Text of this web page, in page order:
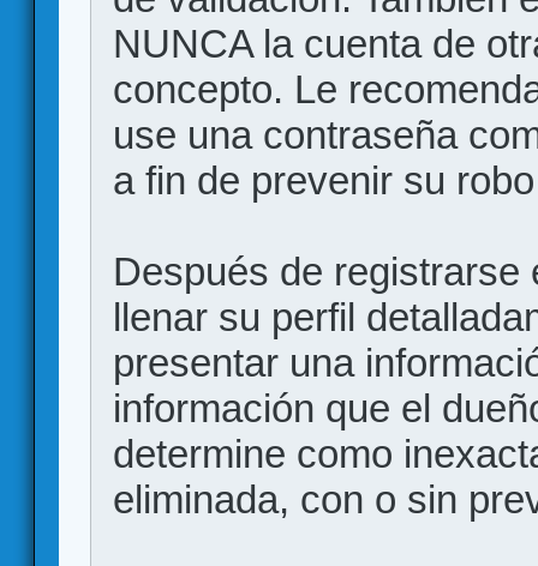
NUNCA la cuenta de
concepto. Le
use una contraseña
a fin de prevenir su
Después de registrarse
llenar su perfil
presentar una
información que el
determine como
eliminada, con o sin